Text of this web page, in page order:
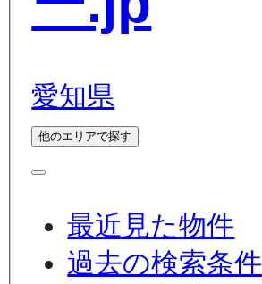
愛知県
他のエリアで探す
最近見た物件
過去の検索条件